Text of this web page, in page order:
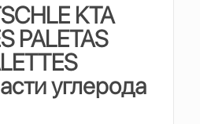
KTA
PALETAS
углерода